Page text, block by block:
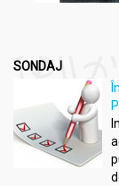
SONDAJ